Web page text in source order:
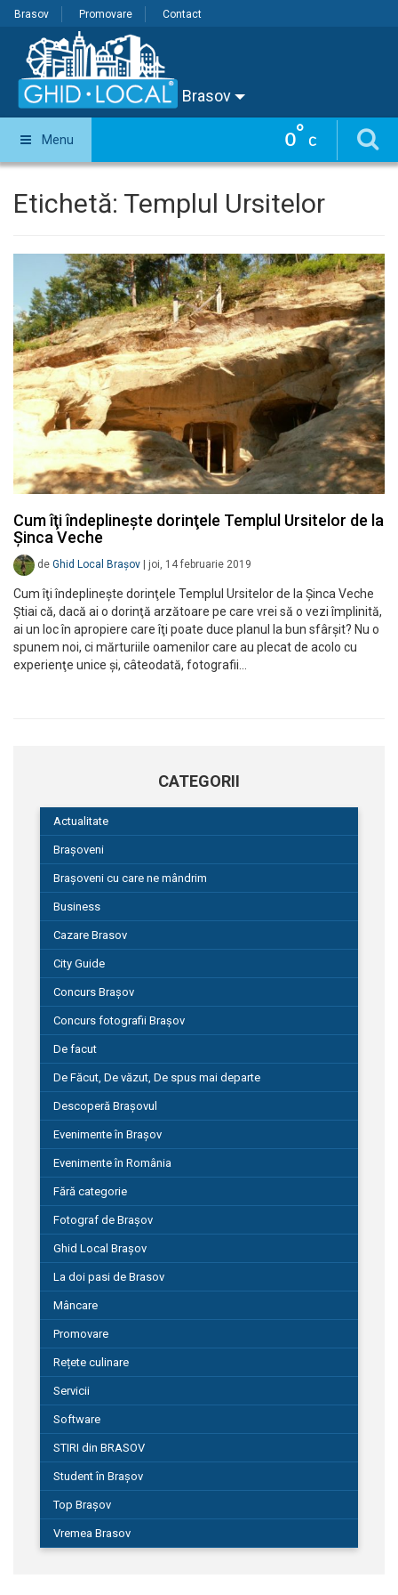
Brasov Promovare Contact
Brasov
0° C
Menu
Etichetă: Templul Ursitelor
Cum îţi îndeplineşte dorinţele Templul Ursitelor de la
Şinca Veche
de Ghid Local Brașov joi, 14 februarie 2019
Cum îţi îndeplineşte dorinţele Templul Ursitelor de la Şinca Veche
Ştiai că, dacă ai o dorinţă arzătoare pe care vrei să o vezi împlinită,
ai un loc în apropiere care îţi poate duce planul la bun sfârşit? Nu o
spunem noi, ci mărturiile oamenilor care au plecat de acolo cu
experienţe unice şi, câteodată, fotografii…
CATEGORII
Actualitate
Brașoveni
Brașoveni cu care ne mândrim
Business
Cazare Brasov
City Guide
Concurs Brașov
Concurs fotografii Brașov
De facut
De Făcut, De văzut, De spus mai departe
Descoperă Brașovul
Evenimente în Brașov
Evenimente în România
Fără categorie
Fotograf de Brașov
Ghid Local Brașov
La doi pasi de Brasov
Mâncare
Promovare
Rețete culinare
Servicii
Software
STIRI din BRASOV
Student în Brașov
Top Brașov
Vremea Brasov